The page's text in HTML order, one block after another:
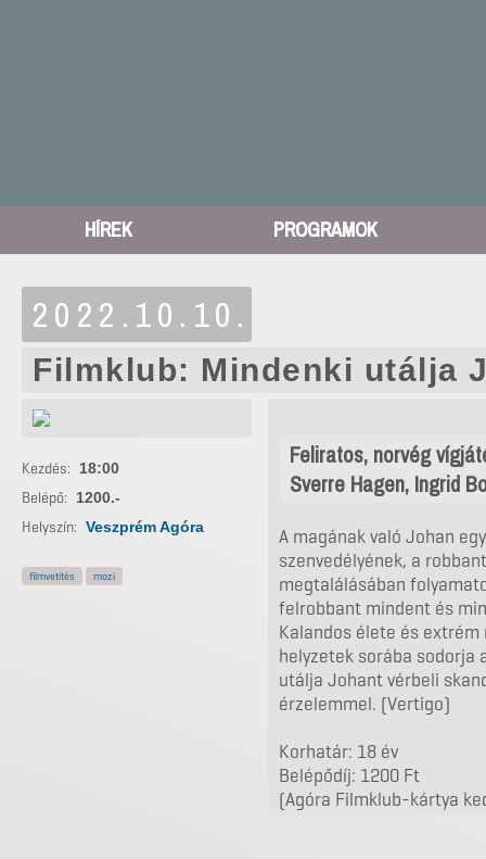
HÍREK PROGRAMOK
2022.10.10.
Filmklub: Mindenki utálja
Feliratos, norvég
Sverre Hagen, Ingrid
A magának való Johan
szenvedélyének, a
megtalálásában
felrobbant mindent és
Kalandos élete és
helyzetek sorába sodorja
utálja Johant vérbeli
érzelemmel. (Vertigo)
Korhatár: 18 év
Belépődíj: 1200 Ft
(Agóra Filmklub-kártya
Kezdés: 18:00
Belépő: 1200.-
Helyszín: Veszprém Agóra
filmvetítés mozi